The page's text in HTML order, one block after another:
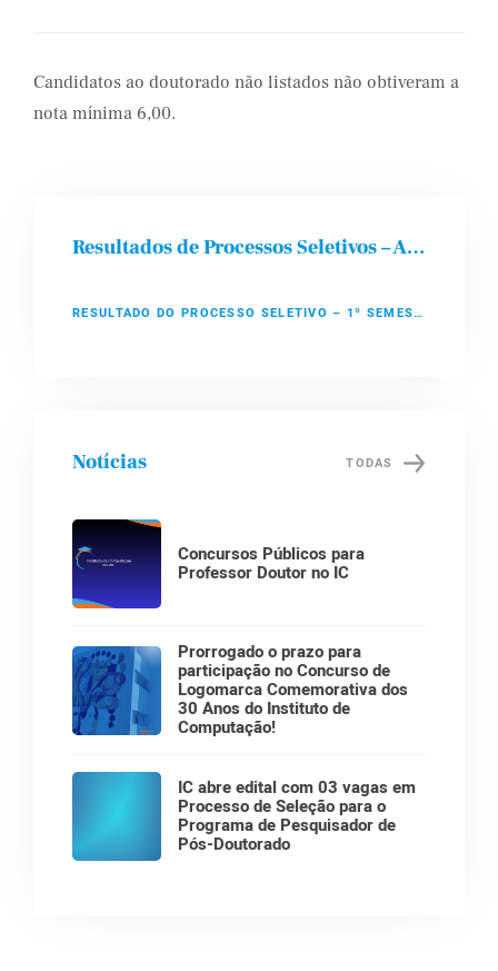
Candidatos ao doutorado não listados não obtiveram a
nota mínima 6,00.
Resultados de Processos Seletivos – Alunos Regulares
RESULTADO DO PROCESSO SELETIVO – 1º SEMESTRE DE 2020
Notícias TODAS
Concursos Públicos para
Professor Doutor no IC
Prorrogado o prazo para
participação no Concurso de
Logomarca Comemorativa dos
30 Anos do Instituto de
Computação!
IC abre edital com 03 vagas em
Processo de Seleção para o
Programa de Pesquisador de
Pós-Doutorado